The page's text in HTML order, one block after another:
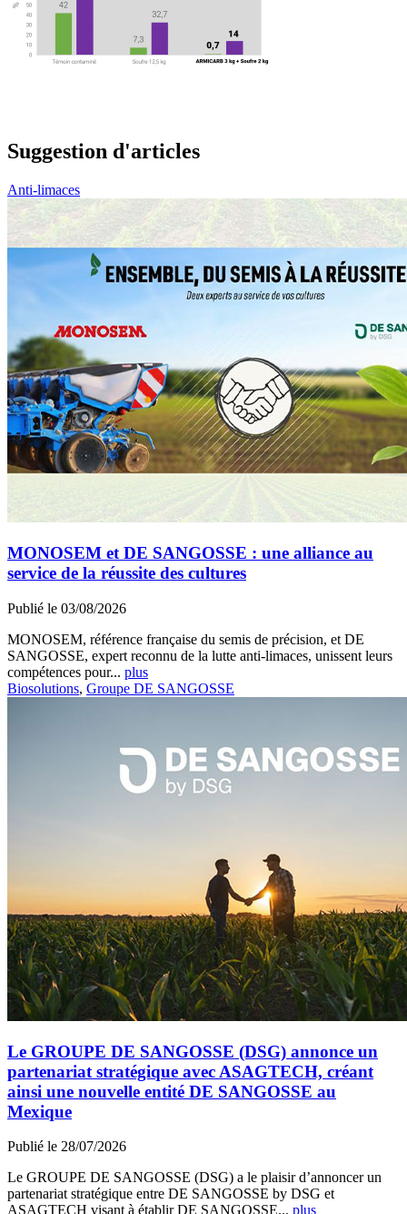
Suggestion d'articles
Anti-limaces
MONOSEM et DE SANGOSSE : une alliance au
service de la réussite des cultures
Publié le 03/08/2026
MONOSEM, référence française du semis de précision, et DE
SANGOSSE, expert reconnu de la lutte anti-limaces, unissent leurs
compétences pour... plus
Biosolutions, Groupe DE SANGOSSE
Le GROUPE DE SANGOSSE (DSG) annonce un
partenariat stratégique avec ASAGTECH, créant
ainsi une nouvelle entité DE SANGOSSE au
Mexique
Publié le 28/07/2026
Le GROUPE DE SANGOSSE (DSG) a le plaisir d’annoncer un
partenariat stratégique entre DE SANGOSSE by DSG et
ASAGTECH visant à établir DE SANGOSSE... plus